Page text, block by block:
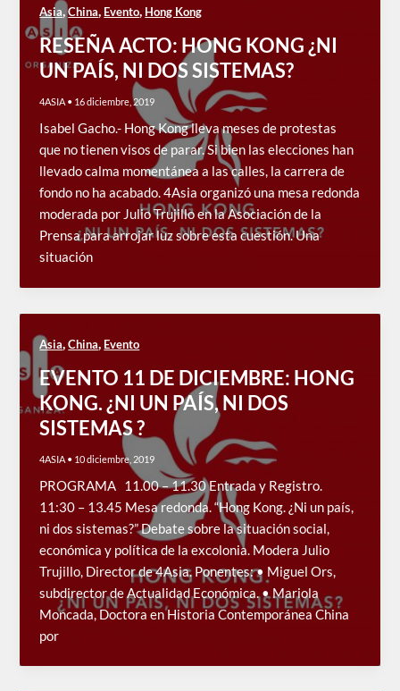
Asia,China, Evento, Hong Kong
RESEÑA ACTO: HONG KONG ¿NI
UN PAÍS, NI DOS SISTEMAS?
4ASIA • 16 diciembre, 2019
Isabel Gacho.- Hong Kong lleva meses de protestas
que no tienen visos de parar. Si bien las elecciones han
llevado calma momentánea a las calles, la carrera de
fondo no ha acabado. 4Asia organizó una mesa redonda
moderada por Julio Trujillo en la Asociación de la
Prensa para arrojar luz sobre esta cuestión. Una
situación
Asia,China, Evento
EVENTO 11 DE DICIEMBRE: HONG
KONG. ¿NI UN PAÍS, NI DOS
SISTEMAS ?
4ASIA • 10 diciembre, 2019
PROGRAMA 11.00 – 11.30 Entrada y Registro.
11:30 – 13.45 Mesa redonda. “Hong Kong. ¿Ni un país,
ni dos sistemas?” Debate sobre la situación social,
económica y política de la excolonia. Modera Julio
Trujillo, Director de 4Asia. Ponentes: • Miguel Ors,
subdirector de Actualidad Económica. • Mariola
Moncada, Doctora en Historia Contemporánea China
por